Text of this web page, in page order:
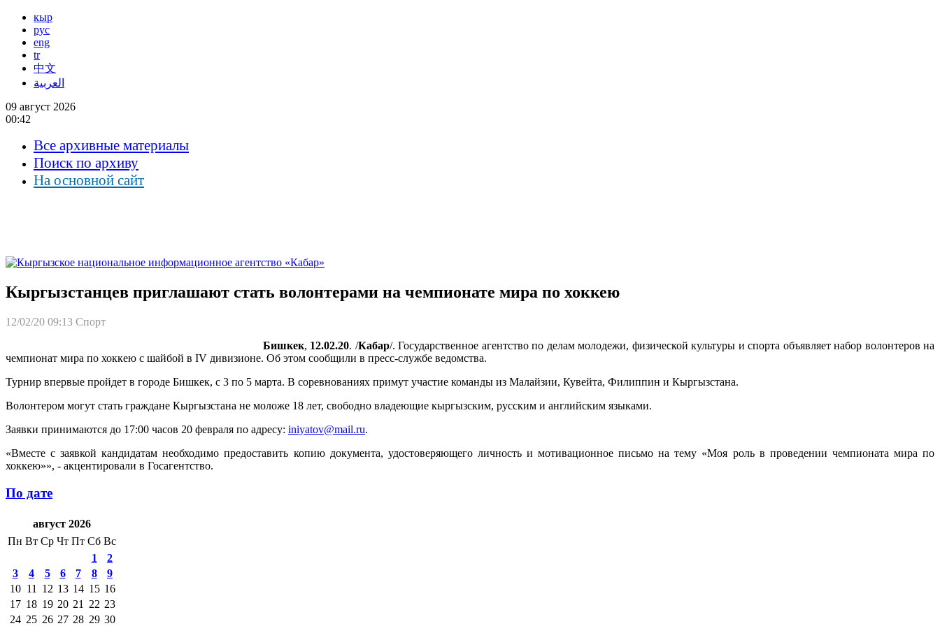
кыр
рус
eng
tr
中文
العربية
09 август 2026
00:42
Все архивные материалы
Поиск по архиву
На основной сайт
Кыргызстанцев приглашают стать волонтерами на чемпионате мира по хоккею
12/02/20 09:13 Спорт
Бишкек, 12.02.20. /Кабар/. Государственное агентство по делам молодежи, физической культуры и спорта объявляет набор волонтеров на
чемпионат мира по хоккею с шайбой в IV дивизионе. Об этом сообщили в пресс-службе ведомства.
Турнир впервые пройдет в городе Бишкек, с 3 по 5 марта. В соревнованиях примут участие команды из Малайзии, Кувейта, Филиппин и Кыргызстана.
Волонтером могут стать граждане Кыргызстана не моложе 18 лет, свободно владеющие кыргызским, русским и английским языками.
Заявки принимаются до 17:00 часов 20 февраля по адресу: iniyatov@mail.ru.
«Вместе с заявкой кандидатам необходимо предоставить копию документа, удостоверяющего личность и мотивационное письмо на тему «Моя роль в проведении чемпионата мира по
хоккею»», - акцентировали в Госагентство.
По дате
август 2026
Пн Вт Ср Чт Пт Сб Вс
1
2
3
4 5 6 7 8
9
10 11 12 13 14 15 16
17 18 19 20 21 22 23
24 25 26 27 28 29 30